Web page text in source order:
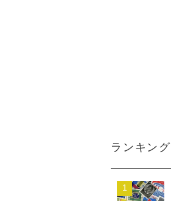
ランキング
1